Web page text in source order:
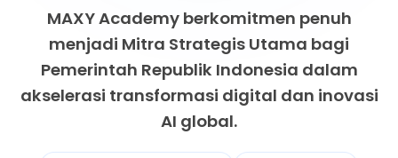
MAXY Academy berkomitmen penuh
menjadi Mitra Strategis Utama bagi
Pemerintah Republik Indonesia dalam
akselerasi transformasi digital dan inovasi
AI global.